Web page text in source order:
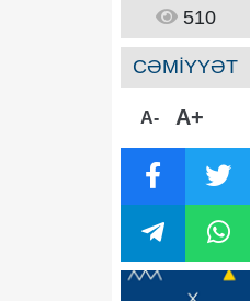
510
CƏMİYYƏT
A- A+